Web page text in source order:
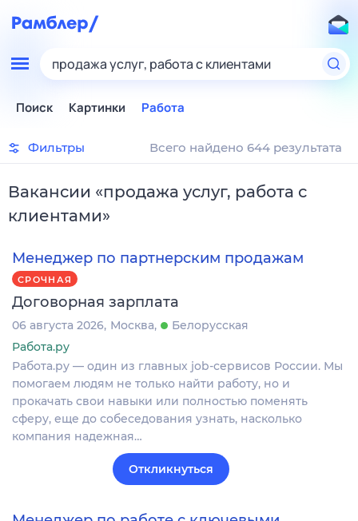
продажа услуг, работа с клиентами
Поиск Картинки Работа
Фильтры Всего найдено 644 результата
Вакансии «продажа услуг, работа с
клиентами»
Менеджер по партнерским продажам
СРОЧНАЯ
Договорная зарплата
06 августа 2026 Москва
Белорусская
Работа.ру
Работа.ру — один из главных job-сервисов России. Мы
помогаем людям не только найти работу, но и
прокачать свои навыки или полностью поменять
сферу, еще до собеседования узнать, насколько
компания надежная…
Откликнуться